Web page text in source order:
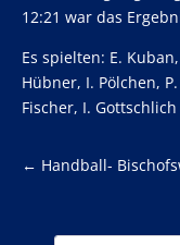
12:21 war das
Es spielten: E.
Hübner, I. Pölchen,
Fischer, I. Gottschlich
← Handball-